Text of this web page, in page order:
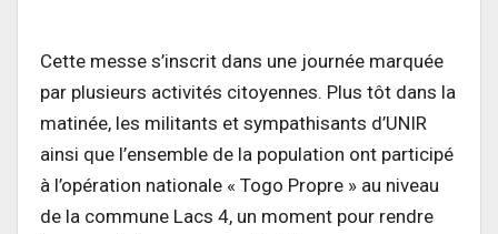
Cette messe s’inscrit dans une journée marquée
par plusieurs activités citoyennes. Plus tôt dans la
matinée, les militants et sympathisants d’UNIR
ainsi que l’ensemble de la population ont participé
à l’opération nationale « Togo Propre » au niveau
de la commune Lacs 4, un moment pour rendre